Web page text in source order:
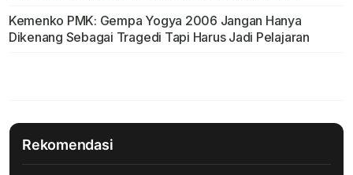
Kemenko PMK: Gempa Yogya 2006 Jangan Hanya
Dikenang Sebagai Tragedi Tapi Harus Jadi Pelajaran
Rekomendasi